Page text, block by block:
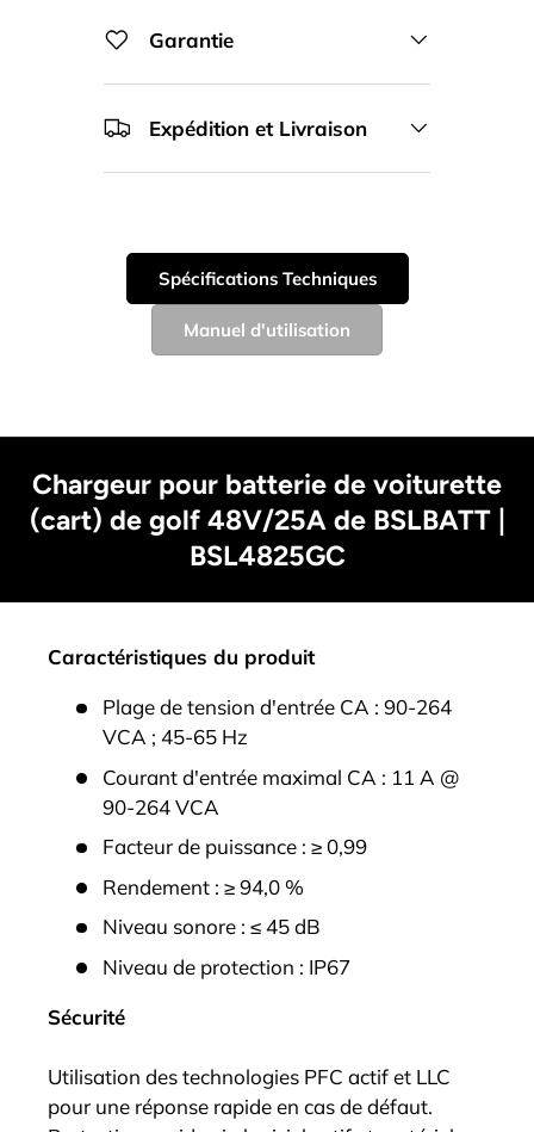
Garantie
Expédition et Livraison
Spécifications Techniques
Manuel d'utilisation
Chargeur pour batterie de voiturette
(cart) de golf 48V/25A de BSLBATT |
BSL4825GC
Caractéristiques du produit
Plage de tension d'entrée CA : 90-264
VCA ; 45-65 Hz
Courant d'entrée maximal CA : 11 A @
90-264 VCA
Facteur de puissance : ≥ 0,99
Rendement : ≥ 94,0 %
Niveau sonore : ≤ 45 dB
Niveau de protection : IP67
Sécurité
Utilisation des technologies PFC actif et LLC
pour une réponse rapide en cas de défaut.